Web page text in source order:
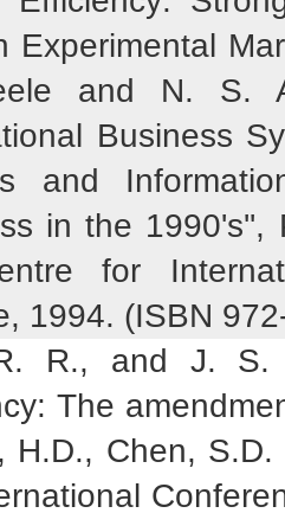
Experimental
and N. S.
Business
and
in the 1990's'',
for
1994. (ISBN
R., and J. S.
The
H.D., Chen,